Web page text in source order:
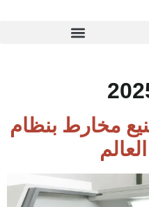
تصنيع مخارط بنظام